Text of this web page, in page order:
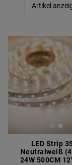
Artikel
LED Strip
Neutralweiß
24W 500CM